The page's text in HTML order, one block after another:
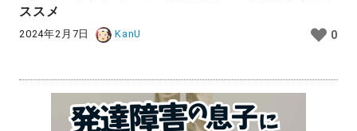
ススメ
2024年2月7日 KanU 0